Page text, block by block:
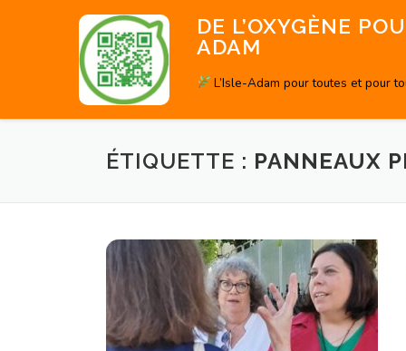
DE L’OXYGÈNE
ADAM
L’Isle-Adam pour toutes et pour
ÉTIQUETTE : PANNEAUX